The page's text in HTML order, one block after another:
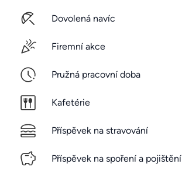
Dovolená navíc
Firemní akce
Pružná pracovní doba
Kafetérie
Příspěvek na stravování
Příspěvek na spoření a pojištění